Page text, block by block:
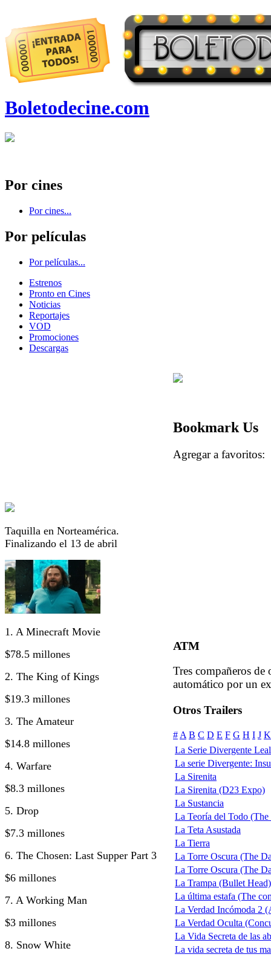
Boletodecine.com
Por cines
Por cines...
Por películas
Por películas...
Estrenos
Pronto en Cines
Noticias
Reportajes
VOD
Promociones
Descargas
Taquilla en Norteamérica.
Finalizando el 13 de abril
1. A Minecraft Movie
$78.5 millones
2. The King of Kings
$19.3 millones
3. The Amateur
$14.8 millones
4. Warfare
$8.3 millones
5. Drop
$7.3 millones
6. The Chosen: Last Supper Part 3
$6 millones
7. A Working Man
$3 millones
8. Snow White
Bookmark Us
Agregar a
ATM
Tres compañeros de
automático por un
Otros Trailers
# A B C D E F G H I J K
La Serie Divergente
La serie Divergente:
La Sirenita
La Sirenita (D23 Expo)
La Sustancia
La Teoría del Todo
La Teta Asustada
La Tierra
La Torre Oscura (The
La Torre Oscura (The
La Trampa (Bullet Head)
La última estafa (The
La Verdad Incómoda 2
La Verdad Oculta
La Vida Secreta de las
La vida secreta de tus